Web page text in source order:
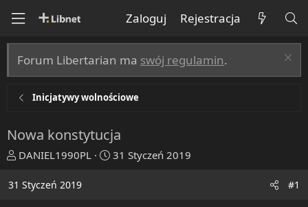
Zaloguj Rejestracja
Forum Libertarian ma swój regulamin.
Inicjatywy wolnościowe
Nowa konstytucja
T
DANIEL1990PL
R
31 Styczeń 2019
31 Styczeń 2019 #1